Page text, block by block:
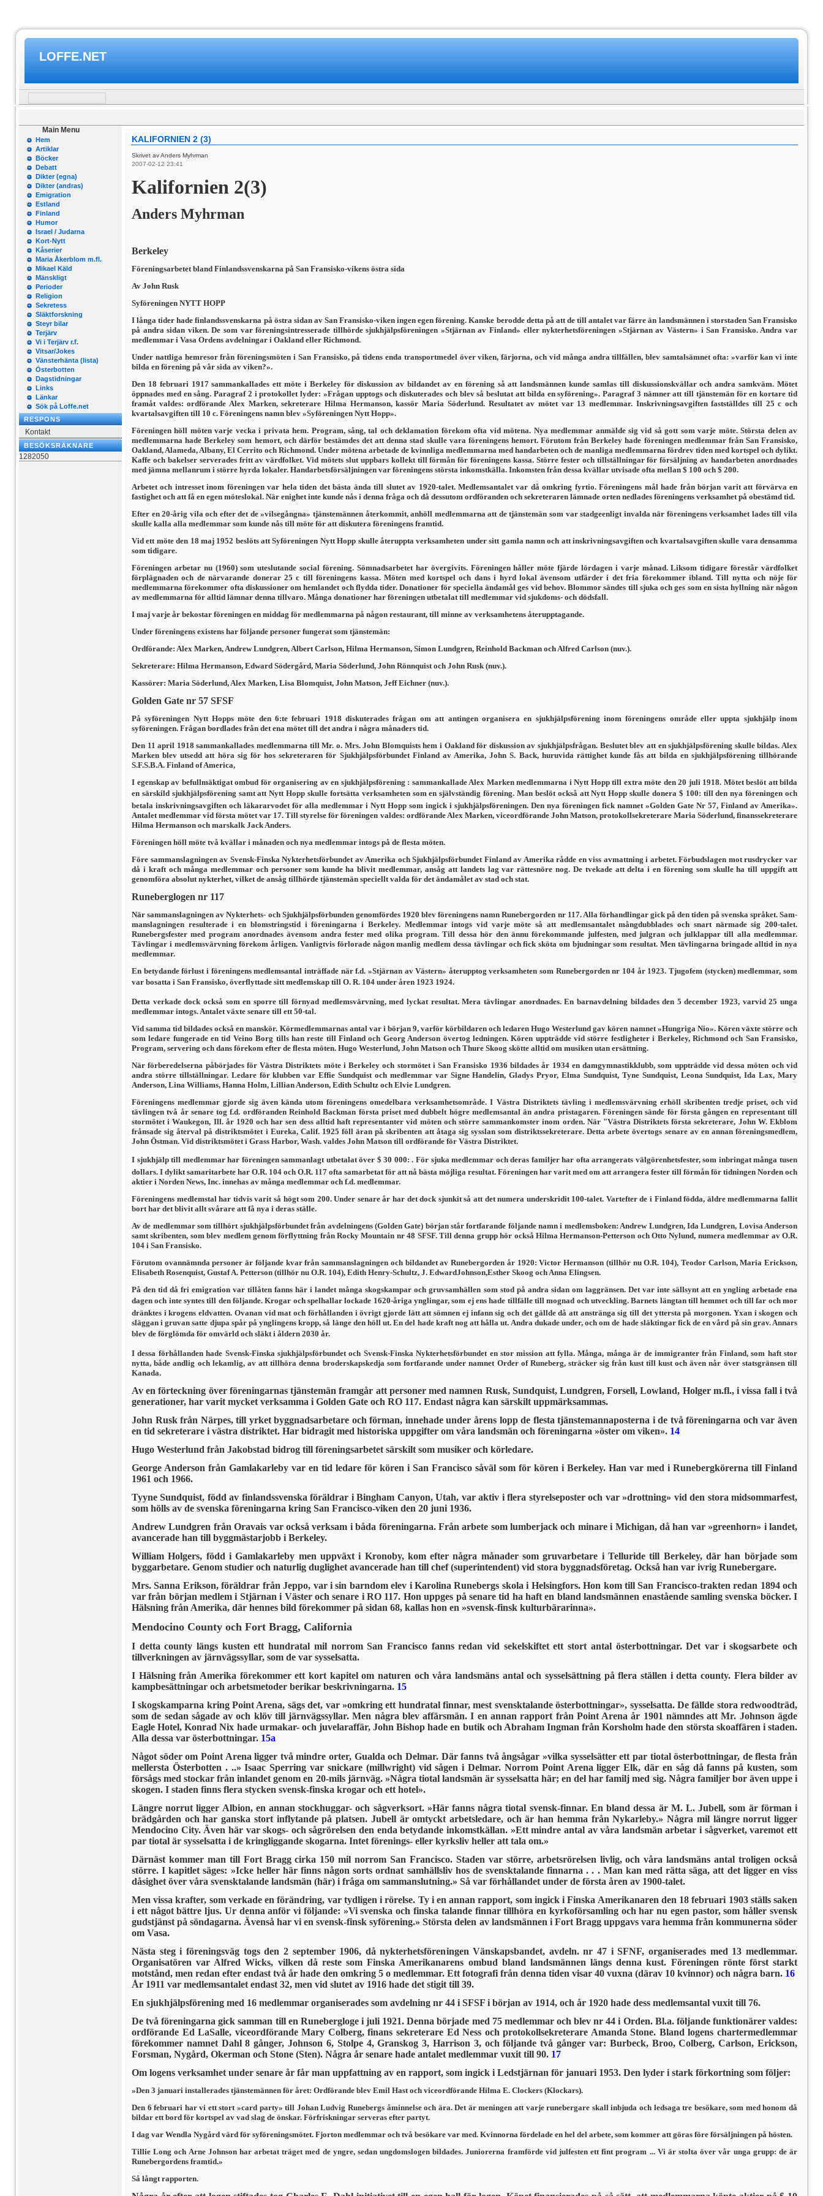
LOFFE.NET
Main Menu
Hem
Artiklar
Böcker
Debatt
Dikter (egna)
Dikter (andras)
Emigration
Estland
Finland
Humor
Israel / Judarna
Kort-Nytt
Kåserier
Maria Åkerblom m.fl.
Mikael Käld
Mänskligt
Perioder
Religion
Sekretess
Släktforskning
Steyr bilar
Terjärv
Vi i Terjärv r.f.
Vitsar/Jokes
Vänsterhänta (lista)
Österbotten
Dagstidningar
Links
Länkar
Sök på Loffe.net
RESPONS
Kontakt
BESÖKSRÄKNARE
1282050
KALIFORNIEN 2 (3)
Skrivet av Anders Myhrman
2007-02-12 23:41
Kalifornien 2(3)
Anders Myhrman
Berkeley
Föreningsarbetet bland Finlandssvenskarna på San Fransisko-vikens östra sida
Av John Rusk
Syföreningen NYTT HOPP
I långa tider hade finlandssvenskarna på östra sidan av San Fransisko-viken ingen egen förening. Kanske berodde detta på att de till antalet var färre än landsmännen i storstaden San Fransisko
på andra sidan viken. De som var föreningsintresserade tillhörde sjukhjälpsföreningen »Stjärnan av Finland» eller nykterhetsföreningen »Stjärnan av Västern» i San Fransisko. Andra var
medlemmar i Vasa Ordens avdelningar i Oakland eller Richmond.
Under nattliga hemresor från föreningsmöten i San Fransisko, på tidens enda transportmedel över viken, färjorna, och vid många andra tillfällen, blev samtalsämnet ofta: »varför kan vi inte
bilda en förening på vår sida av viken?».
Den 18 februari 1917 sammankallades ett möte i Berkeley för diskussion av bildandet av en förening så att landsmännen kunde samlas till diskussionskvällar och andra samkväm. Mötet
öppnades med en sång. Paragraf 2 i protokollet lyder: »Frågan upptogs och diskuterades och blev så beslutat att bilda en syförening». Paragraf 3 nämner att till tjänstemän för en kortare tid
framåt valdes: ordförande Alex Marken, sekreterare Hilma Hermanson, kassör Maria Söderlund. Resultatet av mötet var 13 med­lemmar. Inskrivningsavgiften fastställdes till 25 c och
kvartalsavgiften till 10 c. Föreningens namn blev »Syföreningen Nytt Hopp».
Föreningen höll möten varje vecka i privata hem. Program, sång, tal och deklamation förekom ofta vid mötena. Nya medlemmar anmälde sig vid så gott som varje möte. Största delen av
medlemmarna hade Berkeley som hemort, och därför bestämdes det att denna stad skulle vara föreningens hemort. Förutom från Berkeley hade föreningen medlemmar från San Fransisko,
Oakland, Alameda, Albany, El Cerrito och Richmond. Under mötena arbetade de kvinnliga medlemmarna med handarbeten och de manliga medlemmarna fördrev tiden med kortspel och dylikt.
Kaffe och bakelser serverades fritt av värdfolket. Vid mötets slut uppbars kollekt till förmån för föreningens kassa. Större fester och tillställningar för försäljning av handarbeten anordnades
med jämna mellanrum i större hyrda lokaler. Handarbetsförsäljningen var föreningens största inkomstkälla. Inkomsten från dessa kvällar utvisade ofta mellan $ 100 och $ 200.
Arbetet och intresset inom föreningen var hela tiden det bästa ända till slutet av 1920-talet. Med­lemsantalet var då omkring fyrtio. Föreningens mål hade från början varit att förvärva en
fastighet och att få en egen möteslokal. När enighet inte kunde nås i denna fråga och då dessutom ordföranden och sekreteraren lämnade orten nedlades föreningens verksamhet på obestämd tid.
Efter en 20-årig vila och efter det de »vilsegångna» tjänstemännen återkommit, anhöll medlem­marna att de tjänstemän som var stadgeenligt invalda när föreningens verksamhet lades till vila
skulle kalla alla medlemmar som kunde nås till möte för att diskutera föreningens framtid.
Vid ett möte den 18 maj 1952 beslöts att Syföreningen Nytt Hopp skulle återuppta verksamheten under sitt gamla namn och att inskrivningsavgiften och kvartalsavgiften skulle vara densamma
som tidigare.
Föreningen arbetar nu (1960) som uteslutande social förening. Sömnadsarbetet har övergivits. Föreningen håller möte fjärde lördagen i varje månad. Liksom tidigare förestår värdfolket
förplägnaden och de närvarande donerar 25 c till föreningens kassa. Möten med kortspel och dans i hyrd lokal även­som utfärder i det fria förekommer ibland. Till nytta och nöje för
medlemmarna förekommer ofta dis­kussioner om hemlandet och flydda tider. Donationer för speciella ändamål ges vid behov. Blommor sändes till sjuka och ges som en sista hyllning när någon
av medlemmarna för alltid lämnar denna tillvaro. Många donationer har föreningen utbetalat till medlemmar vid sjukdoms- och dödsfall.
I maj varje år bekostar föreningen en middag för medlemmarna på någon restaurant, till minne av verksamhetens återupptagande.
Under föreningens existens har följande personer fungerat som tjänstemän:
Ordförande: Alex Marken, Andrew Lundgren, Albert Carlson, Hilma Hermanson, Simon Lundgren, Reinhold Backman och Alfred Carlson (nuv.).
Sekreterare: Hilma Hermanson, Edward Södergård, Maria Söderlund, John Rönnquist och John Rusk (nuv.).
Kassörer: Maria Söderlund, Alex Marken, Lisa Blomquist, John Matson, Jeff Eichner (nuv.).
Golden Gate nr 57 SFSF
På syföreningen Nytt Hopps möte den 6:te februari 1918 diskuterades frågan om att antingen orga­nisera en sjukhjälpsförening inom föreningens område eller uppta sjukhjälp inom
syföreningen. Frågan bordlades från det ena mötet till det andra i några månaders tid.
Den 11 april 1918 sammankallades medlemmarna till Mr. o. Mrs. John Blomquists hem i Oakland för diskussion av sjukhjälpsfrågan. Beslutet blev att en sjukhjälpsförening skulle bildas. Alex
Marken blev utsedd att höra sig för hos sekreteraren för Sjukhjälpsförbundet Finland av Amerika, John S. Back, huruvida rättighet kunde fås att bilda en sjukhjälpsförening tillhörande
S.F.S.B.A. Finland of America,
I egenskap av befullmäktigat ombud för organisering av en sjukhjälpsförening : sammankallade Alex Marken medlemmarna i Nytt Hopp till extra möte den 20 juli 1918. Mötet beslöt att bilda
en särskild sjukhjälpsförening samt att Nytt Hopp skulle fortsätta verksamheten som en självständig före­ning. Man beslöt också att Nytt Hopp skulle donera $ 100: till den nya föreningen och
betala inskriv­ningsavgiften och läkararvodet för alla medlemmar i Nytt Hopp som ingick i sjukhjälpsföreningen. Den nya föreningen fick namnet »Golden Gate Nr 57, Finland av Amerika».
Antalet medlemmar vid första mötet var 17. Till styrelse för föreningen valdes: ordförande Alex Marken, viceordförande John Matson, protokollsekreterare Maria Söderlund, finanssekreterare
Hilma Hermanson och marskalk Jack Anders.
Föreningen höll möte två kvällar i månaden och nya medlemmar intogs på de flesta möten.
Före sammanslagningen av Svensk-Finska Nykterhetsförbundet av Amerika och Sjukhjälpsförbundet Finland av Amerika rådde en viss avmattning i arbetet. Förbudslagen mot rusdrycker var
då i kraft och många medlemmar och personer som kunde ha blivit medlemmar, ansåg att landets lag var rättesnöre nog. De tvekade att delta i en förening som skulle ha till uppgift att
genomföra absolut nykterhet, vilket de ansåg tillhörde tjänstemän speciellt valda för det ändamålet av stad och stat.
Runeberglogen nr 117
När sammanslagningen av Nykterhets- och Sjukhjälpsförbunden genomfördes 1920 blev före­ningens namn Runebergorden nr 117. Alla förhandlingar gick på den tiden på svenska språket. Sam­
manslagningen resulterade i en blomstringstid i föreningarna i Berkeley. Medlemmar intogs vid varje möte så att medlemsantalet mångdubblades och snart närmade sig 200-talet.
Runebergsfester med program anordnades ävensom andra fester med olika program. Till dessa hör den ännu förekommande julfesten, med julgran och julklappar till alla medlemmar.
Tävlingar i medlemsvärvning förekom årligen. Vanligtvis förlorade någon manlig medlem dessa tävlingar och fick sköta om bjudningar som resultat. Men tävlingarna bringade alltid in nya
medlemmar.
En betydande förlust i föreningens medlemsantal inträffade när f.d. »Stjärnan av Västern» återupptog verksamheten som Runebergorden nr 104 år 1923. Tjugofem (stycken) medlemmar, som
var bosatta i San Fransisko, överflyttade sitt medlemskap till O. R. 104 under åren 1923 1924.
Detta verkade dock också som en sporre till förnyad medlemsvärvning, med lyckat resultat. Mera tävlingar anordnades. En barnavdelning bildades den 5 december 1923, varvid 25 unga
medlemmar intogs. Antalet växte senare till ett 50-tal.
Vid samma tid bildades också en manskör. Körmedlemmarnas antal var i början 9, varför körbildaren och ledaren Hugo Westerlund gav kören namnet »Hungriga Nio». Kören växte större och
som ledare fungerade en tid Veino Borg tills han reste till Finland och Georg Anderson övertog ledningen. Kören uppträdde vid större festligheter i Berkeley, Richmond och San Fransisko,
Program, servering och dans förekom efter de flesta möten. Hugo Westerlund, John Matson och Thure Skoog skötte alltid om musiken utan ersättning.
När förberedelserna påbörjades för Västra Distriktets möte i Berkeley och stormötet i San Fransisko 1936 bildades år 1934 en damgymnastikklubb, som uppträdde vid dessa möten och vid
andra större tillställningar. Ledare för klubben var Effie Sundquist och medlemmar var Signe Handelin, Gladys Pryor, Elma Sundquist, Tyne Sundquist, Leona Sundquist, Ida Lax, Mary
Anderson, Lina Williams, Hanna Holm, Lillian Anderson, Edith Schultz och Elvie Lundgren.
Föreningens medlemmar gjorde sig även kända utom föreningens omedelbara verksamhetsområde. I Västra Distriktets tävling i medlemsvärvning erhöll skribenten tredje priset, och vid
tävlingen två år senare tog f.d. ordföranden Reinhold Backman första priset med dubbelt högre medlemsantal än andra pristagaren. Föreningen sände för första gången en representant till
stormötet i Waukegon, Ill. år 1920 och har sen dess alltid haft representanter vid möten och större sammankomster inom orden. När "Västra Distriktets första sekreterare, John W. Ekblom
frånsade sig återval på distriktsmötet i Eureka, Calif. 1925 föll äran på skribenten att åtaga sig sysslan som distriktssekreterare. Detta arbete övertogs senare av en annan föreningsmedlem,
John Östman. Vid distriktsmötet i Grass Harbor, Wash. valdes John Matson till ordförande för Västra Distriktet.
I sjukhjälp till medlemmar har föreningen sammanlagt utbetalat över $ 30 000: . För sjuka med­lemmar och deras familjer har ofta arrangerats välgörenhetsfester, som inbringat många tusen
dollars. I dylikt samaritarbete har O.R. 104 och O.R. 117 ofta samarbetat för att nå bästa möjliga resultat. För­eningen har varit med om att arrangera fester till förmån för tidningen Norden och
aktier i Norden News, Inc. innehas av många medlemmar och f.d. medlemmar.
Föreningens medlemstal har tidvis varit så högt som 200. Under senare år har det dock sjunkit så att det numera underskridit 100-talet. Vartefter de i Finland födda, äldre medlemmarna fallit
bort har det blivit allt svårare att få nya i deras ställe.
Av de medlemmar som tillhört sjukhjälpsförbundet från avdelningens (Golden Gate) början står fortfarande följande namn i medlemsboken: Andrew Lundgren, Ida Lundgren, Lovisa Anderson
samt skribenten, som blev medlem genom förflyttning från Rocky Mountain nr 48 SFSF. Till denna grupp hör också Hilma Hermanson-Petterson och Otto Nylund, numera medlemmar av O.R.
104 i San Fran­sisko.
Förutom ovannämnda personer är följande kvar från sammanslagningen och bildandet av Runeberg­orden år 1920: Victor Hermanson (tillhör nu O.R. 104), Teodor Carlson, Maria Erickson,
Elisabeth Rosenquist, Gustaf A. Petterson (tillhör nu O.R. 104), Edith Henry-Schultz, J. EdwardJohnson,Esther Skoog och Anna Elingsen.
På den tid då fri emigration var tillåten fanns här i landet många skogskampar och gruvsamhällen som stod på andra sidan om laggränsen. Det var inte sällsynt att en yngling arbetade ena
dagen och inte syntes till den följande. Krogar och spelhallar lockade 1620-åriga ynglingar, som ej ens hade tillfälle till mognad och utveckling. Barnets längtan till hemmet och till far och mor
dränktes i krogens eldvatten. Ovanan vid mat och förhållanden i övrigt gjorde lätt att sömnen ej infann sig och det gällde då att anstränga sig till det yttersta på morgonen. Yxan i skogen och
släggan i gruvan satte djupa spår på ynglingens kropp, så länge den höll ut. En del hade kraft nog att hålla ut. Andra dukade under, och om de hade släktingar fick de en vård på sin grav. Annars
blev de förglömda för omvärld och släkt i åldern 2030 år.
I dessa förhållanden hade Svensk-Finska sjukhjälpsförbundet och Svensk-Finska Nykterhetsför­bundet en stor mission att fylla. Många, många är de immigranter från Finland, som haft stor
nytta, både andlig och lekamlig, av att tillhöra denna broderskapskedja som fortfarande under namnet Order of Runeberg, sträcker sig från kust till kust och även når över statsgränsen till
Kanada.
Av en förteckning över föreningarnas tjänstemän framgår att personer med namnen Rusk, Sundquist, Lundgren, Forsell, Lowland, Holger m.fl., i vissa fall i två
generationer, har varit mycket verksamma i Golden Gate och RO 117. Endast några kan särskilt uppmärksammas.
John Rusk från Närpes, till yrket byggnadsarbetare och förman, innehade under årens lopp de flesta tjänstemannaposterna i de två föreningarna och var även
en tid sekreterare i västra distriktet. Har bidragit med historiska uppgifter om våra landsmän och föreningarna »öster om viken». 14
Hugo Westerlund från Jakobstad bidrog till föreningsarbetet särskilt som musiker och körledare.
George Anderson från Gamlakarleby var en tid ledare för kören i San Francisco såväl som för kören i Berkeley. Han var med i Runebergkörerna till Finland
1961 och 1966.
Tyyne Sundquist, född av finlandssvenska föräldrar i Bingham Canyon, Utah, var aktiv i flera styrelseposter och var »drottning» vid den stora midsom­marfest,
som hölls av de svenska föreningarna kring San Francisco-viken den 20 juni 1936.
Andrew Lundgren från Oravais var också verksam i båda föreningarna. Från arbete som lumberjack och minare i Michigan, då han var »greenhorn» i landet,
avancerade han till byggmästarjobb i Berkeley.
William Holgers, född i Gamlakarleby men uppväxt i Kronoby, kom efter några månader som gruvarbetare i Telluride till Berkeley, där han började som
byggarbetare. Genom studier och naturlig duglighet avancerade han till chef (superintendent) vid stora byggnadsföretag. Också han var ivrig Runebergare.
Mrs. Sanna Erikson, föräldrar från Jeppo, var i sin barndom elev i Karolina Runebergs skola i Helsingfors. Hon kom till San Francisco-trakten redan 1894 och
var från början medlem i Stjärnan i Väster och senare i RO 117. Hon uppges på senare tid ha haft en bland landsmännen enastående samling svenska böcker. I
Hälsning från Amerika, där hennes bild förekommer på sidan 68, kallas hon en »svensk-finsk kulturbärarinna».
Mendocino County och Fort Bragg, California
I detta county längs kusten ett hundratal mil norrom San Francisco fanns redan vid sekelskiftet ett stort antal österbottningar. Det var i skogsarbete och
tillverkningen av järnvägssyllar, som de var sysselsatta.
I Hälsning från Amerika förekommer ett kort kapitel om naturen och våra landsmäns antal och sysselsättning på flera ställen i detta county. Flera bilder av
kampbesättningar och arbetsmetoder berikar beskrivningarna. 15
I skogskamparna kring Point Arena, sägs det, var »omkring ett hundratal finnar, mest svensktalande österbottningar», sysselsatta. De fällde stora redwoodträd,
som de sedan sågade av och klöv till järnvägssyllar. Men några blev affärs­män. I en annan rapport från Point Arena år 1901 nämndes att Mr. Johnson ägde
Eagle Hotel, Konrad Nix hade urmakar- och juvelaraffär, John Bishop hade en butik och Abraham Ingman från Korsholm hade den största skoaffären i staden.
Alla dessa var österbottningar. 15a
Något söder om Point Arena ligger två mindre orter, Gualda och Delmar. Där fanns två ångsågar »vilka sysselsätter ett par tiotal österbottningar, de flesta från
mellersta Österbotten . ..» Isaac Sperring var snickare (millwright) vid sågen i Delmar. Norrom Point Arena ligger Elk, där en såg då fanns på kusten, som
försågs med stockar från inlandet genom en 20-mils järnväg. »Några tiotal landsmän är sysselsatta här; en del har familj med sig. Några familjer bor även uppe i
skogen. I staden finns flera stycken svensk-finska krogar och ett hotel».
Längre norrut ligger Albion, en annan stockhuggar- och sågverksort. »Här fanns några tiotal svensk-finnar. En bland dessa är M. L. Jubell, som är förman i
brädgården och har ganska stort inflytande på platsen. Jubell är omtyckt arbetsledare, och är han hemma från Nykarleby.» Några mil längre norrut ligger
Mendocino City. Även här var skogs- och sågrörelsen den enda betydande inkomstkällan. »Ett mindre antal av våra landsmän arbetar i sågverket, varemot ett
par tiotal är sysselsatta i de kringliggande skogarna. Intet förenings- eller kyrksliv heller att tala om.»
Därnäst kommer man till Fort Bragg cirka 150 mil norrom San Francisco. Staden var större, arbetsrörelsen livlig, och våra landsmäns antal troligen också
större. I kapitlet säges: »Icke heller här finns någon sorts ordnat samhällsliv hos de svensktalande finnarna . . . Man kan med rätta säga, att det ligger en viss
dåsighet över våra svensktalande landsmän (här) i fråga om sammanslutning.» Så var förhållandet under de första åren av 1900-talet.
Men vissa krafter, som verkade en förändring, var tydligen i rörelse. Ty i en annan rapport, som ingick i Finska Amerikanaren den 18 februari 1903 ställs saken
i ett något bättre ljus. Ur denna anför vi följande: »Vi svenska och finska talande finnar tillhöra en kyrkoförsamling och har nu egen pastor, som håller svensk
gudstjänst på söndagarna. Ävenså har vi en svensk-finsk syförening.» Största delen av landsmännen i Fort Bragg uppgavs vara hemma från kom­munerna söder
om Vasa.
Nästa steg i föreningsväg togs den 2 september 1906, då nykterhetsföreningen Vänskapsbandet, avdeln. nr 47 i SFNF, organiserades med 13 medlemmar.
Organisatören var Alfred Wicks, vilken då reste som Finska Amerikanarens ombud bland landsmännen längs denna kust. Föreningen rönte först starkt
motstånd, men redan efter endast två år hade den omkring 5 o medlemmar. Ett fotografi från denna tiden visar 40 vuxna (därav 10 kvinnor) och några barn. 16
År 1911 var medlemsantalet endast 32, men vid slutet av 1916 hade det stigit till 39.
En sjukhjälpsförening med 16 medlemmar organiserades som avdelning nr 44 i SFSF i början av 1914, och år 1920 hade dess medlemsantal vuxit till 76.
De två föreningarna gick samman till en Runebergloge i juli 1921. Denna började med 75 medlemmar och blev nr 44 i Orden. Bl.a. följande funktionärer valdes:
ordförande Ed LaSalle, viceordförande Mary Colberg, finans sekreterare Ed Ness och protokollsekreterare Amanda Stone. Bland logens chartermedlem­mar
förekommer namnet Dahl 8 gånger, Johnson 6, Stolpe 4, Granskog 3, Harrison 3, och följande två gånger var: Burbeck, Broo, Colberg, Carlson, Erickson,
Forsman, Nygård, Okerman och Stone (Sten). Några år senare hade antalet medlemmar vuxit till 90. 17
Om logens verksamhet under senare år får man uppfattning av en rapport, som ingick i Ledstjärnan för januari 1953. Den lyder i stark förkortning som följer:
»Den 3 januari installerades tjänstemännen för året: Ordförande blev Emil Hast och viceordförande Hilma E. Clockers (Klockars).
Den 6 februari har vi ett stort »card party» till Johan Ludvig Runebergs åminnelse och ära. Det är meningen att varje runebergare skall inbjuda och ledsaga tre besökare, som med honom då
bildar ett bord för kortspel av vad slag de önskar. Förfriskningar serveras efter partyt.
I dag var Wendla Nygård värd för syföreningsmötet. Fjorton medlemmar och två besökare var med. Kvinnorna fördelade en hel del arbete, som kommer att göras före försäljningen på hösten.
Tillie Long och Arne Johnson har arbetat träget med de yngre, sedan ungdomslogen bildades. Juniorerna framförde vid julfesten ett fint program ... Vi är stolta över vår unga grupp: de är
Rune­bergordens framtid.»
Så långt rapporten.